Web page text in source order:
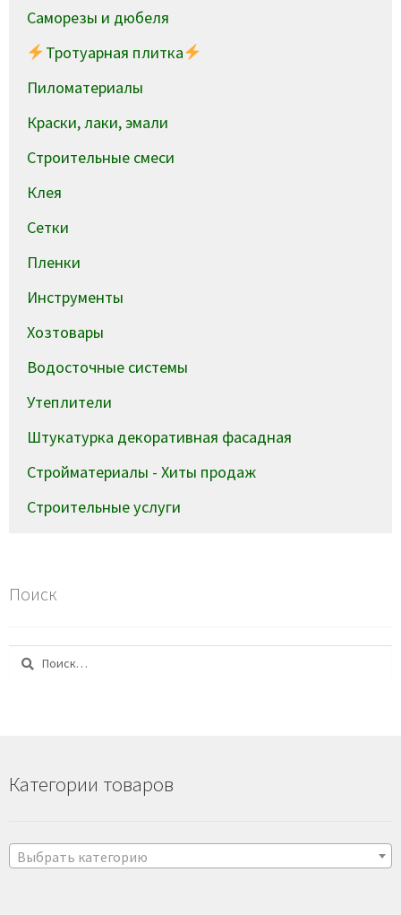
Саморезы и дюбеля
Тротуарная плитка
Пиломатериалы
Краски, лаки, эмали
Строительные смеси
Клея
Сетки
Пленки
Инструменты
Хозтовары
Водосточные системы
Утеплители
Штукатурка декоративная фасадная
Стройматериалы - Хиты продаж
Строительные услуги
Поиск
Найти:
Категории товаров
Выбрать категорию